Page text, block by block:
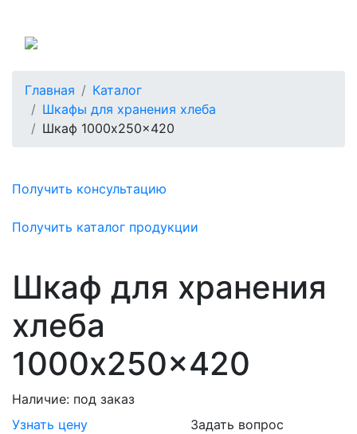
Главная
Каталог
Шкафы для хранения хлеба
Шкаф 1000x250x420
Получить консультацию
Получить каталог продукции
Шкаф для хранения
хлеба
1000x250x420
Наличие: под заказ
Узнать цену
Задать вопрос